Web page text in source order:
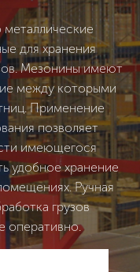
для хранения
Мезонины имеют
между которыми
Применение
позволяет
имеющегося
удобное хранение
Ручная
грузов
оперативно.